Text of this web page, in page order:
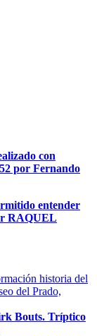
con
por Fernando
entender
RAQUEL
Bouts. Tríptico